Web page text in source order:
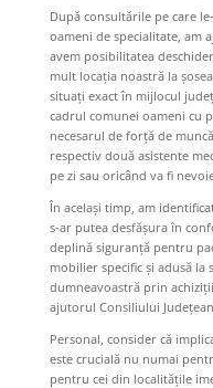
După consultările pe care
oameni de specialitate, am
avem posibilitatea
mult locația noastră la
situați exact în mijlocul
cadrul comunei oameni cu
necesarul de forță de
respectiv două asistente
pe zi sau oricând va fi
În același timp, am
s-ar putea desfășura în
deplină siguranță pentru
mobilier specific și adusă
dumneavoastră prin
ajutorul Consiliului
Personal, consider că
este crucială nu numai
pentru cei din localitățile